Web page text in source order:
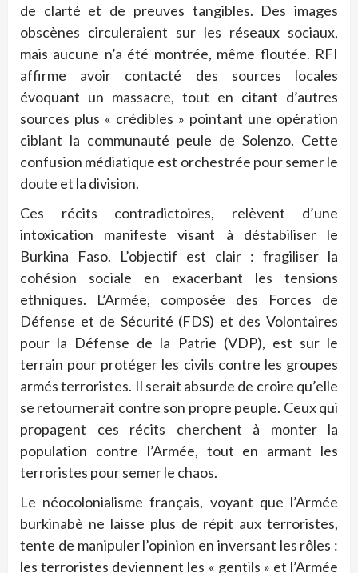
de clarté et de preuves tangibles. Des images
obscènes circuleraient sur les réseaux sociaux,
mais aucune n’a été montrée, même floutée. RFI
affirme avoir contacté des sources locales
évoquant un massacre, tout en citant d’autres
sources plus « crédibles » pointant une opération
ciblant la communauté peule de Solenzo. Cette
confusion médiatique est orchestrée pour semer le
doute et la division.
Ces récits contradictoires, relèvent d’une
intoxication manifeste visant à déstabiliser le
Burkina Faso. L’objectif est clair : fragiliser la
cohésion sociale en exacerbant les tensions
ethniques. L’Armée, composée des Forces de
Défense et de Sécurité (FDS) et des Volontaires
pour la Défense de la Patrie (VDP), est sur le
terrain pour protéger les civils contre les groupes
armés terroristes. Il serait absurde de croire qu’elle
se retournerait contre son propre peuple. Ceux qui
propagent ces récits cherchent à monter la
population contre l’Armée, tout en armant les
terroristes pour semer le chaos.
Le néocolonialisme français, voyant que l’Armée
burkinabè ne laisse plus de répit aux terroristes,
tente de manipuler l’opinion en inversant les rôles :
les terroristes deviennent les « gentils » et l’Armée